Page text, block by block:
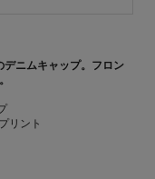
デニムキャップ。フロン
リント